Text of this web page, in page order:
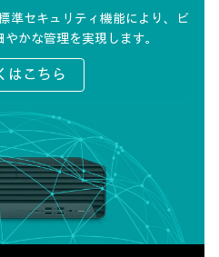
準セキュリティ機能により、
ビ
かな管理を実現します。
はこちら